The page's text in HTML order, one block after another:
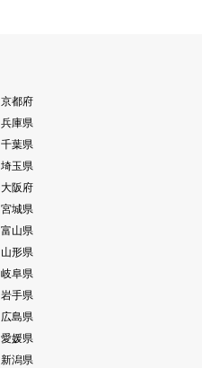
京都府
兵庫県
千葉県
埼玉県
大阪府
宮城県
富山県
山形県
岐阜県
岩手県
広島県
愛媛県
新潟県